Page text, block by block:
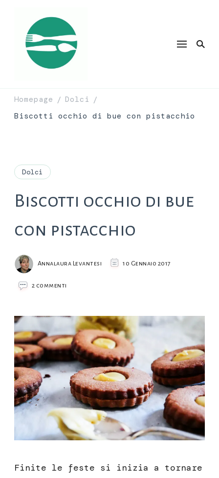
Homepage / Dolci /
Biscotti occhio di bue con pistacchio
Dolci
Biscotti occhio di bue
con pistacchio
Annalaura Levantesi 10 Gennaio 2017
2 commenti
di
bue
con
pistacchio
Finite le feste si inizia a tornare